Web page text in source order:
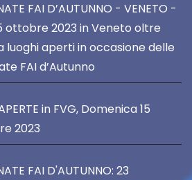
FAI D’AUTUNNO - VENETO -
ottobre 2023 in Veneto oltre
luoghi aperti in occasione delle
FAI d’Autunno
in FVG, Domenica 15
2023
FAI D'AUTUNNO: 23